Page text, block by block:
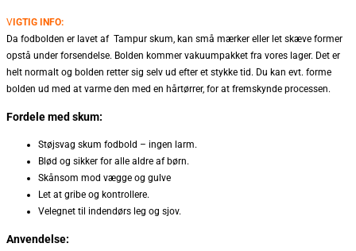
V IGTIG INFO:
Da fodbolden er lavet af Tampur skum, kan små mærker eller let skæve former
opstå under forsendelse. Bolden kommer vakuumpakket fra vores lager. Det er
helt normalt og bolden retter sig selv ud efter et stykke tid. Du kan evt. forme
bolden ud med at varme den med en hårtørrer, for at fremskynde processen.
Fordele med skum:
Støjsvag skum fodbold – ingen larm.
Blød og sikker for alle aldre af børn.
Skånsom mod vægge og gulve
Let at gribe og kontrollere.
Velegnet til indendørs leg og sjov.
Anvendelse: